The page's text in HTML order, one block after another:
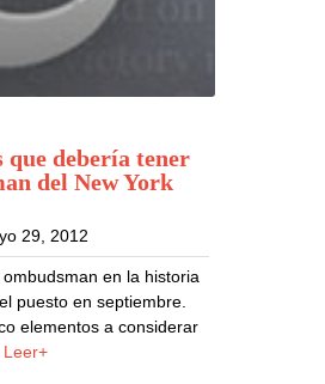
debería tener
del New York
29, 2012
en la historia
puesto en septiembre.
elementos a considerar
Leer+